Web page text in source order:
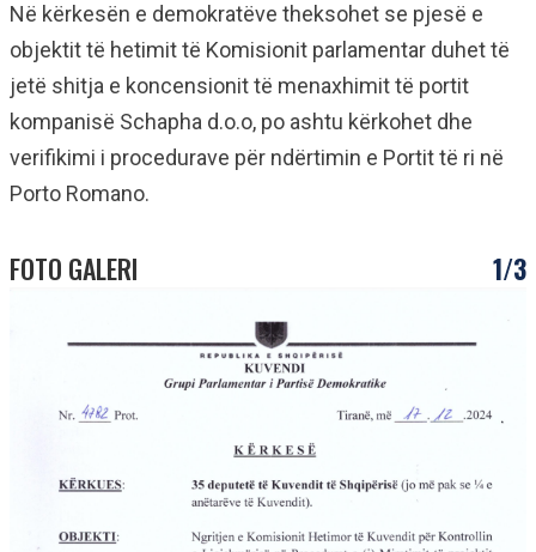
Në kërkesën e demokratëve theksohet se pjesë e
objektit të hetimit të Komisionit parlamentar duhet të
jetë shitja e koncensionit të menaxhimit të portit
kompanisë Schapha d.o.o, po ashtu kërkohet dhe
verifikimi i procedurave për ndërtimin e Portit të ri në
Porto Romano.
FOTO GALERI 1/3